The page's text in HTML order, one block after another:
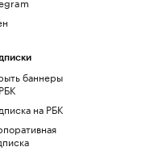
баннеры
на РБК